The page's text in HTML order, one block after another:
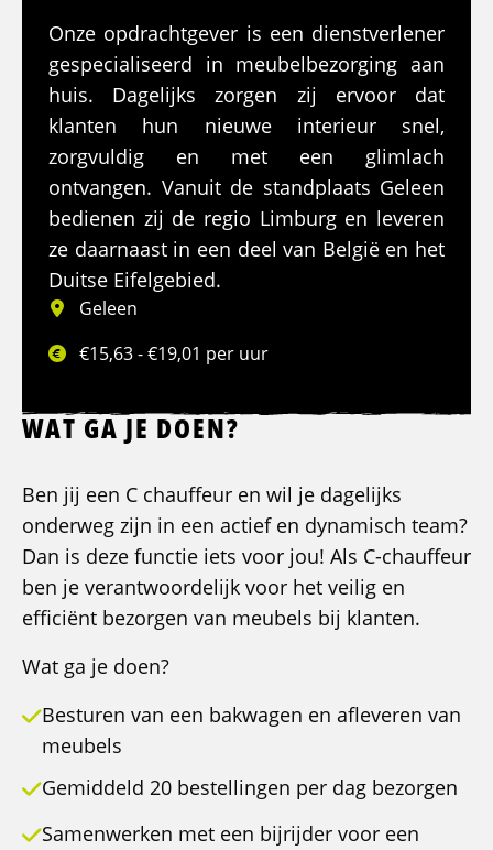
Onze opdrachtgever is een dienstverlener
gespecialiseerd in meubelbezorging aan
huis. Dagelijks zorgen zij ervoor dat
klanten hun nieuwe interieur snel,
zorgvuldig en met een glimlach
ontvangen. Vanuit de standplaats Geleen
bedienen zij de regio Limburg en leveren
ze daarnaast in een deel van België en het
Duitse Eifelgebied.
Geleen
€15,63 - €19,01 per uur
WAT GA JE DOEN?
Ben jij een C chauffeur en wil je dagelijks
onderweg zijn in een actief en dynamisch team?
Dan is deze functie iets voor jou! Als C-chauffeur
ben je verantwoordelijk voor het veilig en
efficiënt bezorgen van meubels bij klanten.
Wat ga je doen?
Besturen van een bakwagen en afleveren van
meubels
Gemiddeld 20 bestellingen per dag bezorgen
Samenwerken met een bijrijder voor een